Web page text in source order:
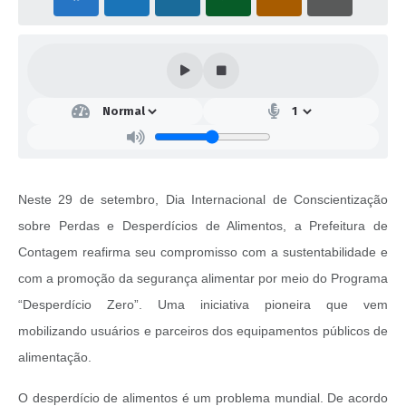
Neste 29 de setembro, Dia Internacional de Conscientização
sobre Perdas e Desperdícios de Alimentos, a Prefeitura de
Contagem reafirma seu compromisso com a sustentabilidade e
com a promoção da segurança alimentar por meio do Programa
“Desperdício Zero”. Uma iniciativa pioneira que vem
mobilizando usuários e parceiros dos equipamentos públicos de
alimentação.
O desperdício de alimentos é um problema mundial. De acordo